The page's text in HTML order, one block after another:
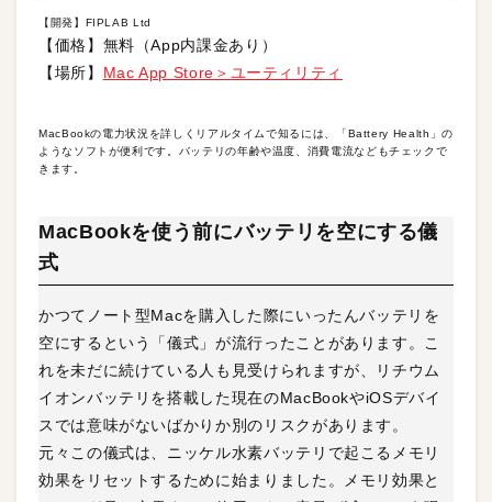
【開発】FIPLAB Ltd
【価格】無料（App内課金あり）
【場所】 Mac App Store＞ユーティリティ
MacBookの電力状況を詳しくリアルタイムで知るには、「Battery Health」の
ようなソフトが便利です。バッテリの年齢や温度、消費電流などもチェックで
きます。
MacBookを使う前にバッテリを空にする儀
式
かつてノート型Macを購入した際にいったんバッテリを
空にするという「儀式」が流行ったことがあります。こ
れを未だに続けている人も見受けられますが、リチウム
イオンバッテリを搭載した現在のMacBookやiOSデバイ
スでは意味がないばかりか別のリスクがあります。
元々この儀式は、ニッケル水素バッテリで起こるメモリ
効果をリセットするために始まりました。メモリ効果と